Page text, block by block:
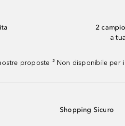
2
a
proposte ² Non disponibile per
Shopping Sicuro